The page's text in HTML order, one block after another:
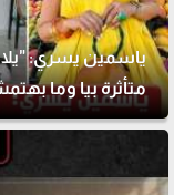
متأثرة بيا وما